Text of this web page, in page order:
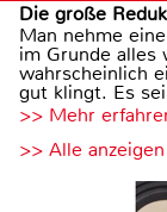
Die große
Man nehme
im Grunde
wahrscheinlich
gut klingt. Es
>> Mehr
>> Alle anzeigen